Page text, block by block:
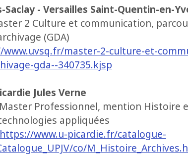
Saclay - Versailles Saint-Quentin-en-
2 Culture et communication,
(GDA)
master-2-culture-et-
gda--340735.kjsp
Jules Verne
Professionnel, mention Histoire
appliquées
https://www.u-picardie.fr/catalogue-
co/